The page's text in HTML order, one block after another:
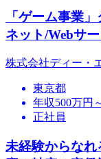
「ゲーム事業
ネット/Webサ
株式会社ディー・
東京都
年収500万円
正社員
未経験からな